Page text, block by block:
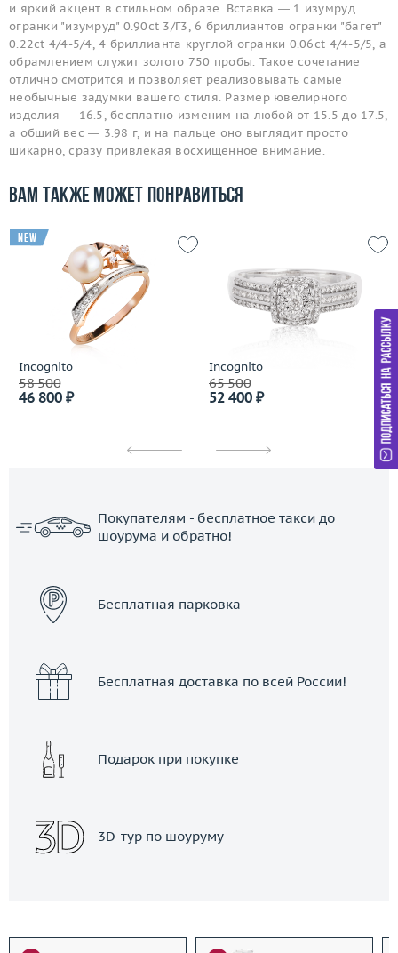
и яркий акцент в стильном образе. Вставка — 1 изумруд
огранки "изумруд" 0.90ct 3/Г3, 6 бриллиантов огранки "багет"
0.22ct 4/4-5/4, 4 бриллианта круглой огранки 0.06ct 4/4-5/5, а
обрамлением служит золото 750 пробы. Такое сочетание
отлично смотрится и позволяет реализовывать самые
необычные задумки вашего стиля. Размер ювелирного
изделия — 16.5, бесплатно изменим на любой от 15.5 до 17.5,
а общий вес — 3.98 г, и на пальце оно выглядит просто
шикарно, сразу привлекая восхищенное внимание.
Вам также может понравиться
Incognito
58 500
46 800 ₽
new
Incognito
65 500
52 400 ₽
Покупателям - бесплатное такси до
шоурума и обратно!
Бесплатная парковка
Бесплатная доставка по всей России!
Подарок при покупке
3D-тур по шоуруму